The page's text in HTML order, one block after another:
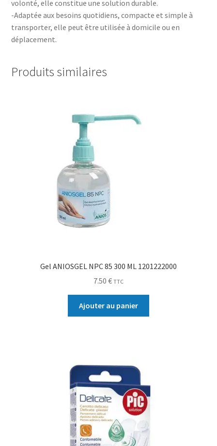
volonté, elle constitue une solution durable.
-Adaptée aux besoins quotidiens, compacte et simple à
transporter, elle peut être utilisée à domicile ou en
déplacement.
Produits similaires
Gel ANIOSGEL NPC 85 300 ML 1201222000
7.50 € TTC
Ajouter au panier